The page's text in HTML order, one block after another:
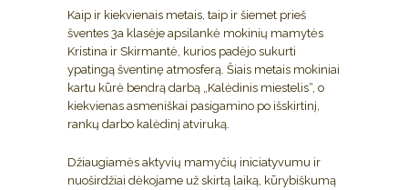
Kaip ir kiekvienais metais, taip ir šiemet prieš
šventes 3a klasėje apsilankė mokinių mamytės
Kristina ir Skirmantė, kurios padėjo sukurti
ypatingą šventinę atmosferą. Šiais metais mokiniai
kartu kūrė bendrą darbą „Kalėdinis miestelis“, o
kiekvienas asmeniškai pasigamino po išskirtinį,
rankų darbo kalėdinį atviruką.
Džiaugiamės aktyvių mamyčių iniciatyvumu ir
nuoširdžiai dėkojame už skirtą laiką, kūrybiškumą